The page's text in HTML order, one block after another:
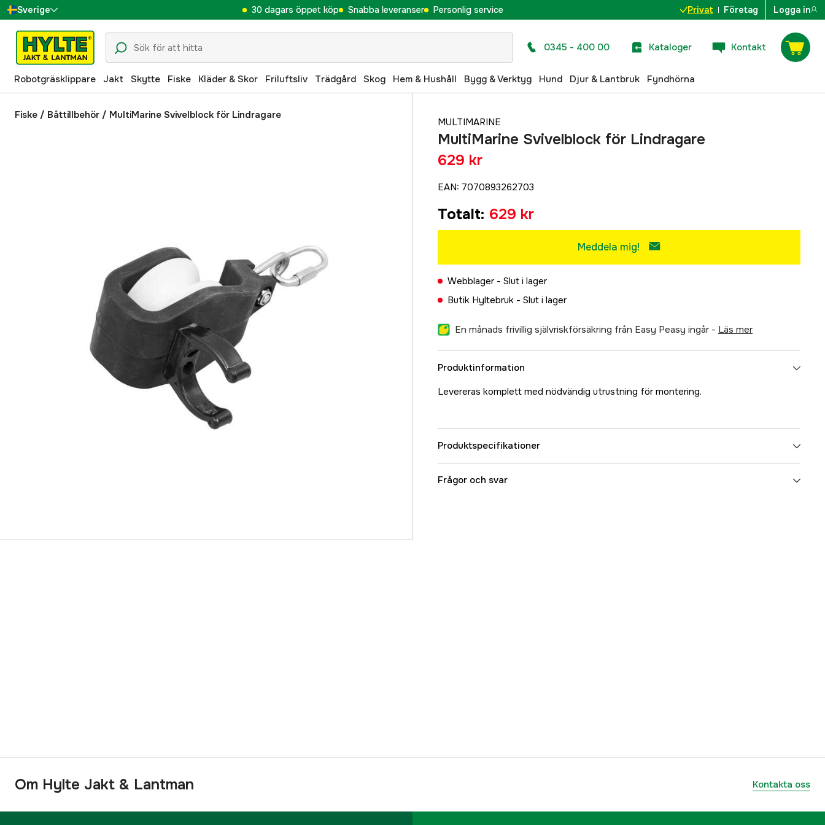
Sverige
Danmark
Suomi
Norge
Deutschland
30 dagars öppet köp Snabba leveranser Personlig service Privat Företag Logga in
0345 - 400 00 Kataloger Kontakt
Robotgräsklippare Jakt Skytte Fiske Kläder & Skor Friluftsliv Trädgård Skog Hem & Hushåll Bygg & Verktyg Hund Djur & Lantbruk Fyndhörna
Fiske / Båttillbehör / MultiMarine Svivelblock för Lindragare
MULTIMARINE
MultiMarine Svivelblock för Lindragare
629 kr
EAN: 7070893262703
Totalt: 629 kr
Meddela mig!
Webblager - Slut i lager
Butik Hyltebruk - Slut i lager
En månads frivillig självriskförsäkring från Easy Peasy ingår - läs mer
Produktinformation
Levereras komplett med nödvändig utrustning för montering.
Produktspecifikationer
Referensnummer
Frågor och svar
Om Hylte Jakt & Lantman Kontakta oss